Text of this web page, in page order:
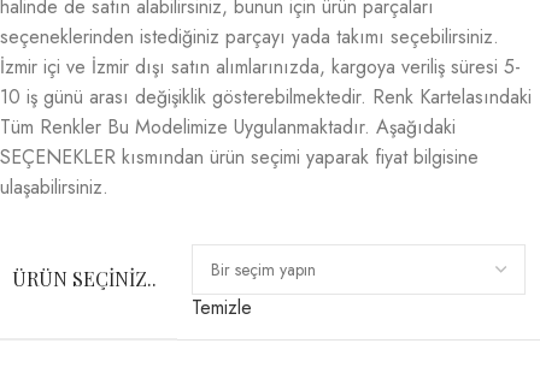
halinde de satın alabilirsiniz, bunun için ürün parçaları
seçeneklerinden istediğiniz parçayı yada takımı seçebilirsiniz.
İzmir içi ve İzmir dışı satın alımlarınızda, kargoya veriliş süresi 5-
10 iş günü arası değişiklik gösterebilmektedir. Renk Kartelasındaki
Tüm Renkler Bu Modelimize Uygulanmaktadır. Aşağıdaki
SEÇENEKLER kısmından ürün seçimi yaparak fiyat bilgisine
ulaşabilirsiniz.
ÜRÜN SEÇINIZ..
Temizle